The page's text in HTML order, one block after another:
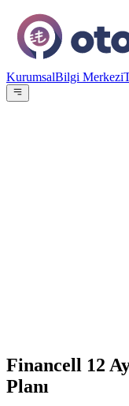
KurumsalBilgi Merkezi
Financell 12
Planı